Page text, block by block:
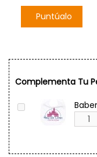
Puntúalo
Complementa Tu